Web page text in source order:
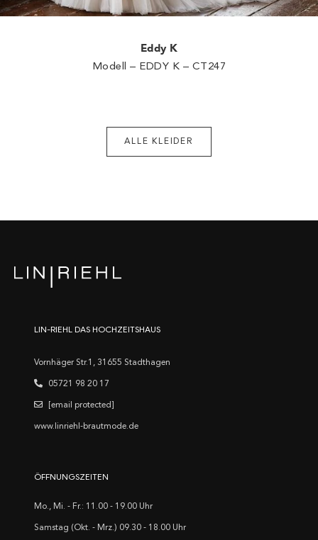
Eddy K
Modell – EDDY K – CT247
ALLE KLEIDER
LIN-RIEHL DAS HOCHZEITSHAUS
Vornhäger Str.1, 31655 Stadthagen
05721 98 20 17
[email protected]
www.linriehl-brautmode.de
ÖFFNUNGSZEITEN
Mo., Mi. - Fr.: 11.00 - 19.00 Uhr
Samstag (Okt. - Mrz.) 09.30 - 18.00 Uhr